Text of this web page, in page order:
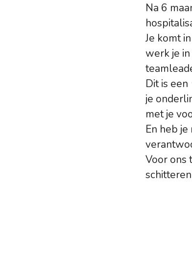
Na 6
Je komt
werk je
Dit is een
je
met je
En heb
Voor ons